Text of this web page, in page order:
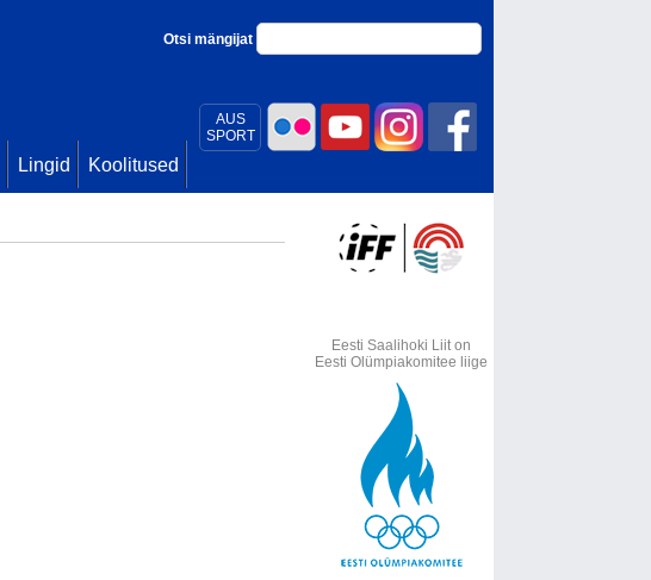
AUS
SPORT
Otsi mängijat
Lingid Koolitused
Eesti Saalihoki Liit on
Eesti Olümpiakomitee liige